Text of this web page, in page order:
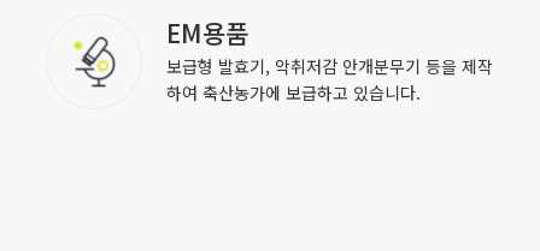
EM용품
보급형 발효기, 악취저감 안개분무기 등을 제작
하여 축산농가에 보급하고 있습니다.